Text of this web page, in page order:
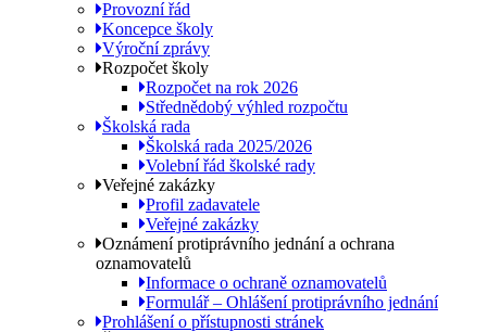
Provozní řád
Koncepce školy
Výroční zprávy
Rozpočet školy
Rozpočet na rok 2026
Střednědobý výhled rozpočtu
Školská rada
Školská rada 2025/2026
Volební řád školské rady
Veřejné zakázky
Profil zadavatele
Veřejné zakázky
Oznámení protiprávního jednání a ochrana
oznamovatelů
Informace o ochraně oznamovatelů
Formulář – Ohlášení protiprávního jednání
Prohlášení o přístupnosti stránek